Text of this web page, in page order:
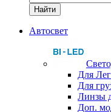
Найти
Автосвет
Для
Для
Линзы
Доп.